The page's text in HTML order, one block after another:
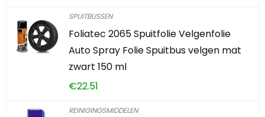
SPUITBUSSEN
Foliatec 2065 Spuitfolie Velgenfolie
Auto Spray Folie Spuitbus velgen mat
zwart 150 ml
€22.51
REINIGINGSMIDDELEN